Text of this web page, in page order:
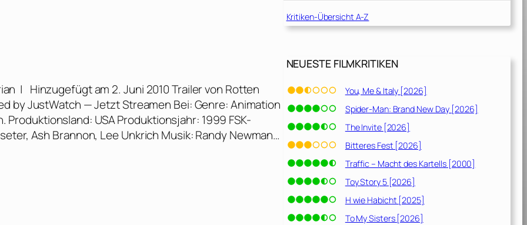
| Hinzugefügt am 2. Juni 2010 Trailer von Rotten
by JustWatch — Jetzt Streamen Bei: Genre: Animation
USA Produktionsjahr: 1999 FSK-
Ash Brannon, Lee Unkrich Musik: Randy Newman…
Kritiken-Übersicht A-Z
NEUESTE FILMKRITIKEN
You, Me & Italy [2026]
Spider-Man: Brand New Day [2026]
The Invite [2026]
Bitteres Fest [2026]
Traffic – Macht des Kartells [2000]
Toy Story 5 [2026]
H wie Habicht [2025]
To My Sisters [2026]